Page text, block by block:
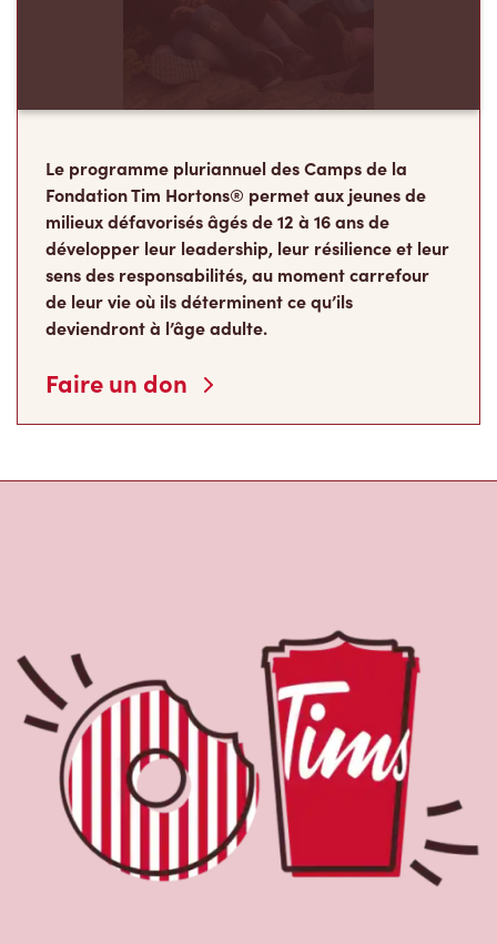
Le programme pluriannuel des Camps de la
milieux défavorisés âgés de 12 à 16 ans de
développer leur leadership, leur résilience et leur
sens des responsabilités, au moment carrefour
de leur vie où ils déterminent ce qu’ils
deviendront à l’âge adulte.
Faire un don